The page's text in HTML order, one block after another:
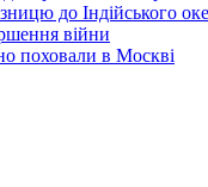
до Індійського
війни
поховали в Москві